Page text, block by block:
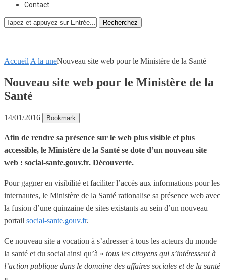
Contact
Recherchez
Accueil A la uneNouveau site web pour le Ministère de la Santé
Nouveau site web pour le Ministère de la
Santé
14/01/2016 Bookmark
Afin de rendre sa présence sur le web plus visible et plus
accessible, le Ministère de la Santé se dote d’un nouveau site
web : social-sante.gouv.fr. Découverte.
Pour gagner en visibilité et faciliter l’accès aux informations pour les
internautes, le Ministère de la Santé rationalise sa présence web avec
la fusion d’une quinzaine de sites existants au sein d’un nouveau
portail social-sante.gouv.fr.
Ce nouveau site a vocation à s’adresser à tous les acteurs du monde
la santé et du social ainsi qu’à « tous les citoyens qui s’intéressent à
l’action publique dans le domaine des affaires sociales et de la santé